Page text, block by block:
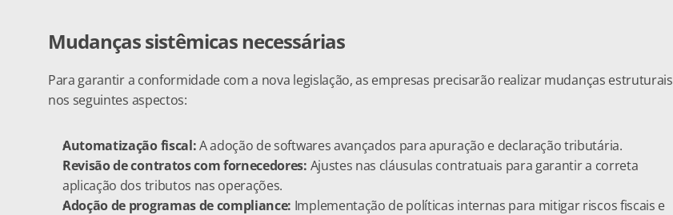
Mudanças sistêmicas necessárias
Para garantir a conformidade com a nova legislação, as empresas precisarão realizar mudanças estruturais
nos seguintes aspectos:
Automatização fiscal: A adoção de softwares avançados para apuração e declaração tributária.
Revisão de contratos com fornecedores: Ajustes nas cláusulas contratuais para garantir a correta
aplicação dos tributos nas operações.
Adoção de programas de compliance: Implementação de políticas internas para mitigar riscos fiscais e